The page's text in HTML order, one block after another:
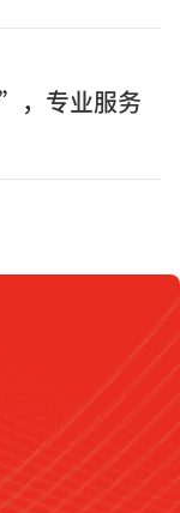
，专业服务